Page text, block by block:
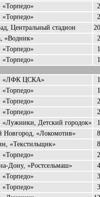
Центральный стадион
«Водник»
«ЛФК ЦСКА»
«Лужники, Детский городок»
«Локомотив»
«Текстильщик»
Дону, «Ростсельмаш»